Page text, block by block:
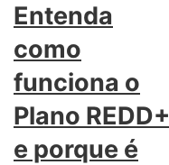
Entenda
como
funciona o
Plano REDD+
e porque é